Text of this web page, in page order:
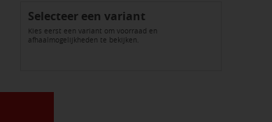
Selecteer een variant
Kies eerst een variant om voorraad en
afhaalmogelijkheden te bekijken.